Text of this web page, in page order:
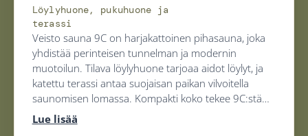
Löylyhuone, pukuhuone ja
terassi
Veisto sauna 9C on harjakattoinen pihasauna, joka
yhdistää perinteisen tunnelman ja modernin
muotoilun. Tilava löylyhuone tarjoaa aidot löylyt, ja
katettu terassi antaa suojaisan paikan vilvoitella
saunomisen lomassa. Kompakti koko tekee 9C:stä
helpon sijoittaa lähes mille tontille tahansa, ja
lupavapaana rakennuksena sen saa pystyyn ilman
Lue lisää